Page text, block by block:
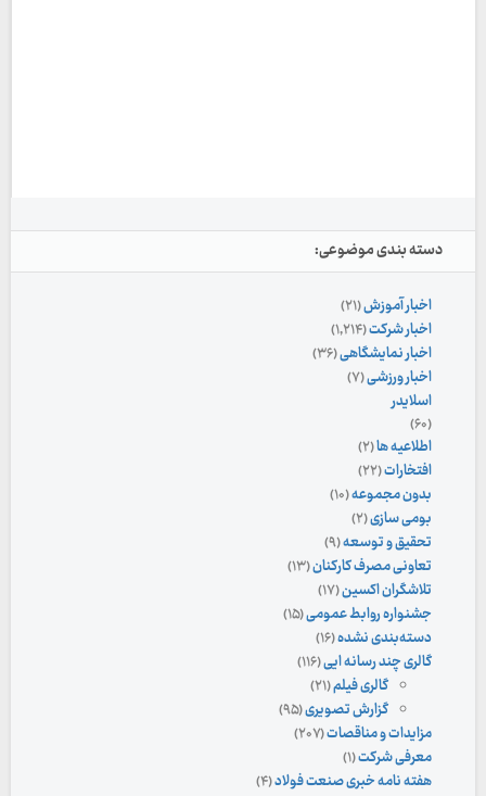
دسته بندی موضوعی:
اخبار آموزش(۲۱)
اخبار شرکت(۱,۲۱۴)
اخبار نمایشگاهی(۳۶)
اخبار ورزشی(۷)
اسلایدر
(۶۰)
اطلاعیه ها(۲)
افتخارات(۲۲)
بدون مجموعه(۱۰)
بومی سازی(۲)
تحقیق و توسعه(۹)
تعاونی مصرف کارکنان(۱۳)
تلاشگران اکسین(۱۷)
جشنواره روابط عمومی(۱۵)
دسته‌بندی نشده(۱۶)
گالری چند رسانه ایی(۱۱۶)
گالری فیلم(۲۱)
گزارش تصویری(۹۵)
مزایدات و مناقصات(۲۰۷)
معرفی شرکت(۱)
هفته نامه خبری صنعت فولاد(۴)